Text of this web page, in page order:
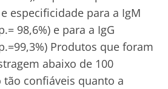
especificidade para a IgM
98,6%) e para a IgG
Produtos que foram
abaixo de 100
tão confiáveis quanto a